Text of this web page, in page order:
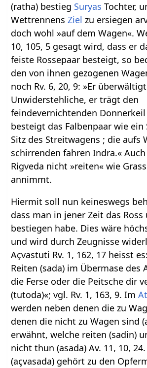
(ratha) bestieg Suryas Tochter,
WettrennensZiel zu ersiegen
doch wohl »auf dem Wagen«.
10, 105, 5 gesagt wird, dass er
feiste Rossepaar besteigt, so
den von ihnen gezogenen
noch Rv. 6, 20, 9: »Er
Unwiderstehliche, er trägt den
feindevernichtenden
besteigt das Falbenpaar wie
Sitz des Streitwagens ; die aufs
schirrenden fahren Indra.«
Rigveda nicht »reiten« wie
annimmt.
Hiermit soll nun keineswegs
dass man in jener Zeit das
bestiegen habe. Dies wäre
und wird durch Zeugnisse
Açvastuti Rv. 1, 162, 17 heisst
Reiten (sada) im Übermase des
die Ferse oder die Peitsche dir
(tutoda)«; vgl. Rv. 1, 163, 9. Im
werden neben denen die zu
denen die nicht zu Wagen sind
erwähnt, welche reiten (sadin)
nicht thun (asada) Av. 11, 10,
(açvasada) gehört zu den